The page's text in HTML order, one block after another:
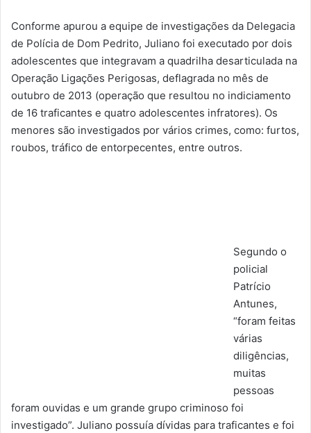
Conforme apurou a equipe de investigações da Delegacia
de Polícia de Dom Pedrito, Juliano foi executado por dois
adolescentes que integravam a quadrilha desarticulada na
Operação Ligações Perigosas, deflagrada no mês de
outubro de 2013 (operação que resultou no indiciamento
de 16 traficantes e quatro adolescentes infratores). Os
menores são investigados por vários crimes, como: furtos,
roubos, tráfico de entorpecentes, entre outros.
Segundo o
policial
Patrício
Antunes,
“foram feitas
várias
diligências,
muitas
pessoas
foram ouvidas e um grande grupo criminoso foi
investigado”. Juliano possuía dívidas para traficantes e foi